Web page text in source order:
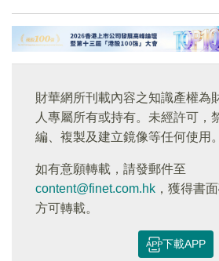
財華網所刊載內容之知識產權為
人專屬所有或持有。未經許可，
編、複製及建立鏡像等任何使用。
如有意願轉載，請發郵件至
content@finet.com.hk ，獲得書
方可轉載。
下載APP